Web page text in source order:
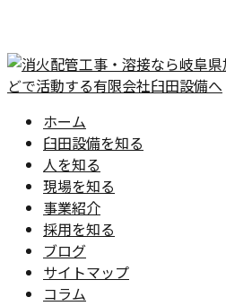
ホーム
臼田設備を知る
人を知る
現場を知る
事業紹介
採用を知る
ブログ
サイトマップ
コラム